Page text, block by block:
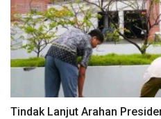
Tindak Lanjut Arahan